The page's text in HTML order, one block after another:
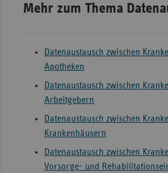
Mehr zum Thema
Datenaustausch zwischen
Apotheken
Datenaustausch zwischen
Arbeitgebern
Datenaustausch zwischen
Krankenhäusern
Datenaustausch zwischen
Vorsorge- und